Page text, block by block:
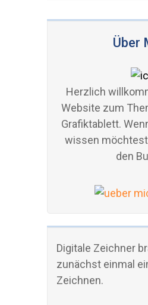
Über
Herzlich
Website zum
Grafiktablett.
wissen
den
Digitale Zeichner
zunächst einmal
Zeichnen.